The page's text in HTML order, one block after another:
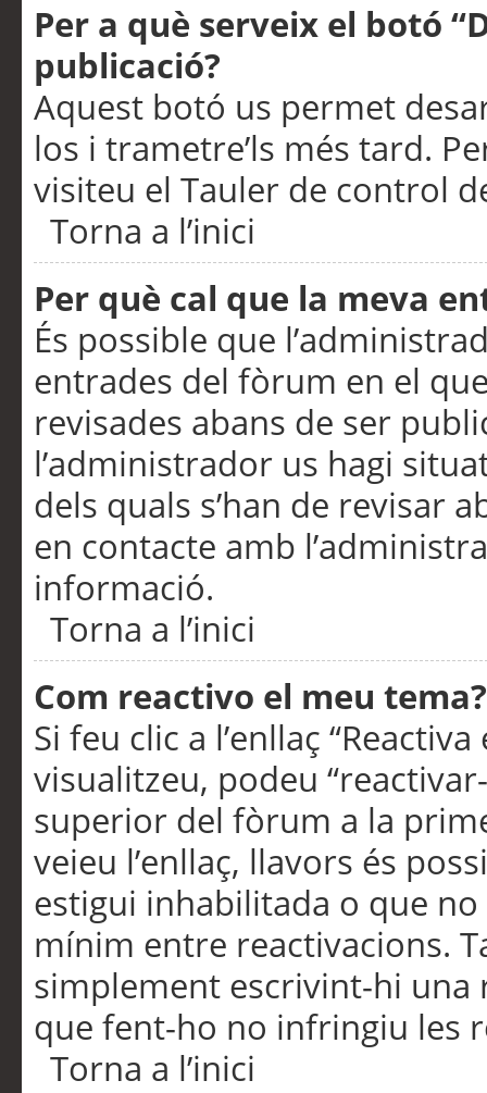
Per a què serveix el botó
publicació?
Aquest botó us permet
los i trametre’ls més tard.
visiteu el Tauler de control
Torna a l’inici
Per què cal que la meva
És possible que
entrades del fòrum en el
revisades abans de ser
l’administrador us hagi
dels quals s’han de revisar
en contacte amb
informació.
Torna a l’inici
Com reactivo el meu tema?
Si feu clic a l’enllaç
visualitzeu, podeu
superior del fòrum a la
veieu l’enllaç, llavors és
estigui inhabilitada o que
mínim entre reactivacions.
simplement escrivint-hi una
que fent-ho no infringiu les
Torna a l’inici